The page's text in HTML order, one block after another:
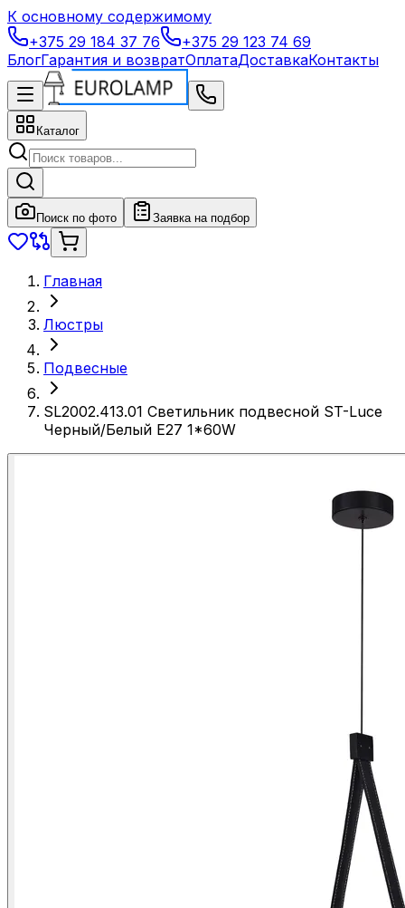
К основному содержимому
+375 29 184 37 76
+375 29 123 74 69
БлогГарантия и возвратОплатаДоставкаКонтакты
Каталог
Поиск по фото Заявка на подбор
Главная
Люстры
Подвесные
SL2002.413.01 Светильник подвесной ST-Luce
Черный/Белый E27 1*60W